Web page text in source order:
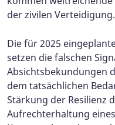
der zivilen Verteidigung.
Die für 2025
setzen die falschen
Absichtsbekundungen
dem tatsächlichen
Stärkung der Resilienz
Aufrechterhaltung